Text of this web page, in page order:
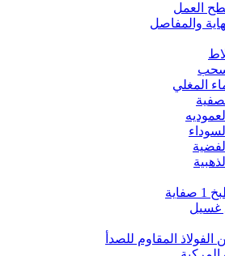
العمل
والمفاصل
سحب
المغلي
المقاوم للصدأ